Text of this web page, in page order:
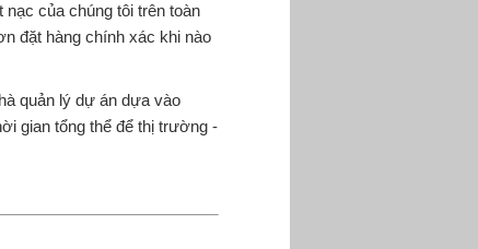
của chúng tôi trên toàn
đặt hàng chính xác khi nào
quản lý dự án dựa vào
gian tổng thể để thị trường -